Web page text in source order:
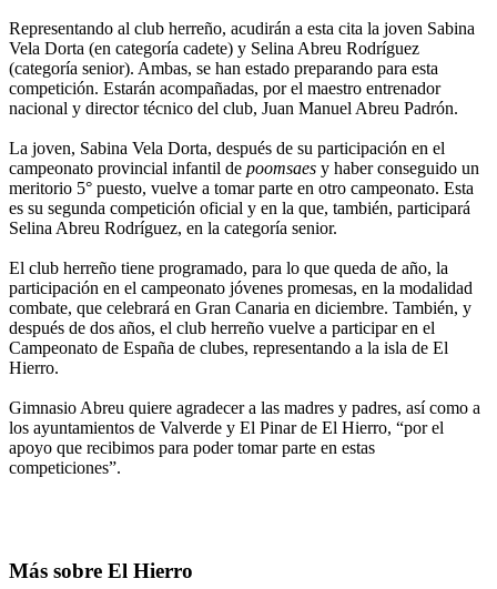
Representando al club herreño, acudirán a esta cita la joven Sabina
Vela Dorta (en categoría cadete) y Selina Abreu Rodríguez
(categoría senior). Ambas, se han estado preparando para esta
competición. Estarán acompañadas, por el maestro entrenador
nacional y director técnico del club, Juan Manuel Abreu Padrón.
La joven, Sabina Vela Dorta, después de su participación en el
campeonato provincial infantil de poomsaes y haber conseguido un
meritorio 5° puesto, vuelve a tomar parte en otro campeonato. Esta
es su segunda competición oficial y en la que, también, participará
Selina Abreu Rodríguez, en la categoría senior.
El club herreño tiene programado, para lo que queda de año, la
participación en el campeonato jóvenes promesas, en la modalidad
combate, que celebrará en Gran Canaria en diciembre. También, y
después de dos años, el club herreño vuelve a participar en el
Campeonato de España de clubes, representando a la isla de El
Hierro.
Gimnasio Abreu quiere agradecer a las madres y padres, así como a
los ayuntamientos de Valverde y El Pinar de El Hierro, “por el
apoyo que recibimos para poder tomar parte en estas
competiciones”.
Más sobre El Hierro